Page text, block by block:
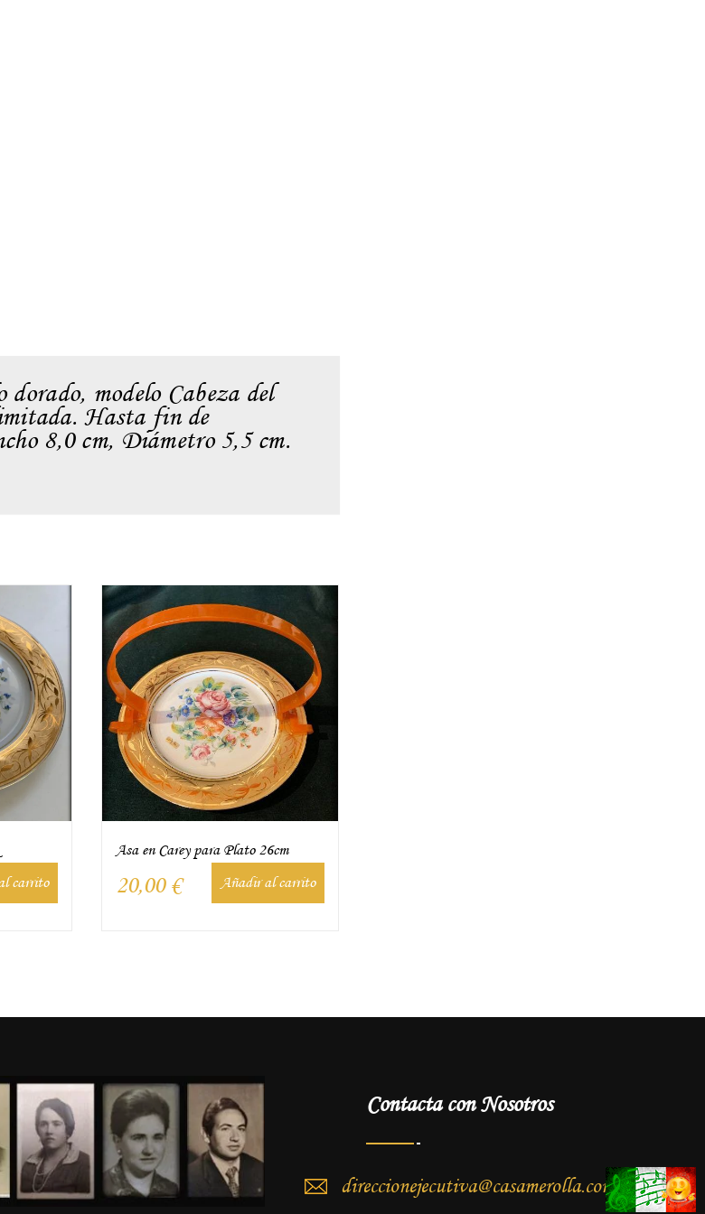
modelo Cabeza del
Hasta fin de
8,0 cm, Diámetro 5,5 cm.
carrito
Asa en Carey para Plato 26cm
20,00 € Añadir al carrito
Contacta con Nosotros
direccionejecutiva@casamerolla.com